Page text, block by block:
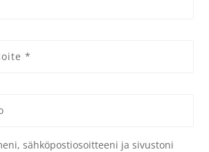
sähköpostiosoitteeni ja sivustoni